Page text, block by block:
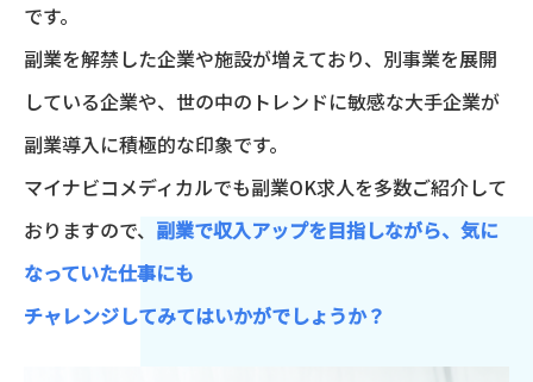
です。
副業を解禁した企業や施設が増えており、別事業を展開
している企業や、世の中のトレンドに敏感な大手企業が
副業導入に積極的な印象です。
マイナビコメディカルでも副業OK求人を多数ご紹介して
おりますので、 副業で収入アップを目指しながら、気に
なっていた仕事にも
チャレンジしてみてはいかがでしょうか？